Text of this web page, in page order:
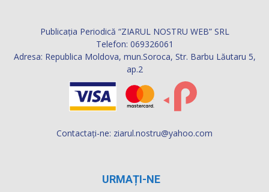
Publicația Periodică “ZIARUL NOSTRU WEB” SRL
Telefon: 069326061
Adresa: Republica Moldova, mun.Soroca, Str. Barbu Lăutaru 5,
ap.2
Contactați-ne: ziarul.nostru@yahoo.com
URMAȚI-NE